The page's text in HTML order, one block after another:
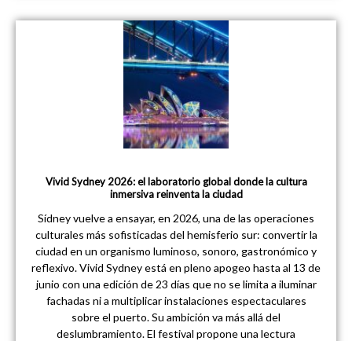
Vivid Sydney 2026: el laboratorio global donde la cultura
inmersiva reinventa la ciudad
Sídney vuelve a ensayar, en 2026, una de las operaciones
culturales más sofisticadas del hemisferio sur: convertir la
ciudad en un organismo luminoso, sonoro, gastronómico y
reflexivo. Vivid Sydney está en pleno apogeo hasta al 13 de
junio con una edición de 23 días que no se limita a iluminar
fachadas ni a multiplicar instalaciones espectaculares
sobre el puerto. Su ambición va más allá del
deslumbramiento. El festival propone una lectura